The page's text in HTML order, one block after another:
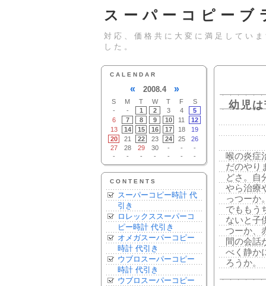
スーパーコピー
対応、価格共に大変に満足してい
した。
幼児
喉の炎症
だのやり
どさ。自
やら治療
っつーか
でももう
ないと子
つーか、
間の会話
べく静か
ろうか。
CALENDAR
« 2008.4 »
S M T W T F
S
-
- 1 2 3 4
5
6
7 8 9 10 11
12
13
14 15 16 17 18
19
20
21 22 23 24 25
26
27
28 29 30 - -
-
-
- - - - - -
CONTENTS
スーパーコピー時計 代
引き
ロレックススーパーコ
ピー時計 代引き
オメガスーパーコピー
時計 代引き
ウブロスーパーコピー
時計 代引き
ウブロスーパーコピー